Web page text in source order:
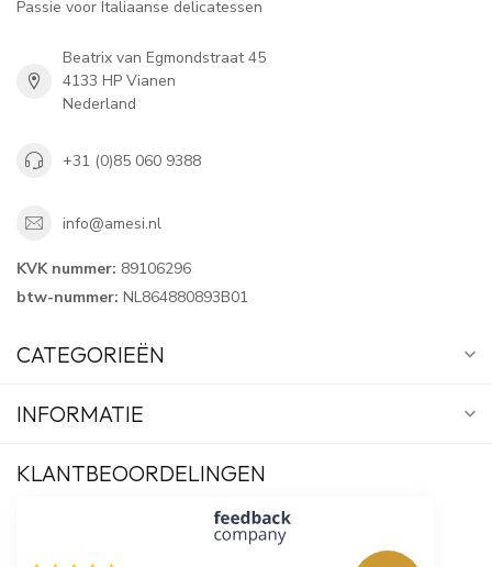
Passie voor Italiaanse delicatessen
Beatrix van Egmondstraat 45
4133 HP Vianen
Nederland
+31 (0)85 060 9388
info@amesi.nl
KVK nummer: 89106296
btw-nummer: NL864880893B01
CATEGORIEËN
INFORMATIE
KLANTBEOORDELINGEN